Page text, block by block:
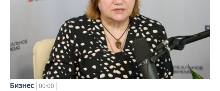
Бизнес 00:00